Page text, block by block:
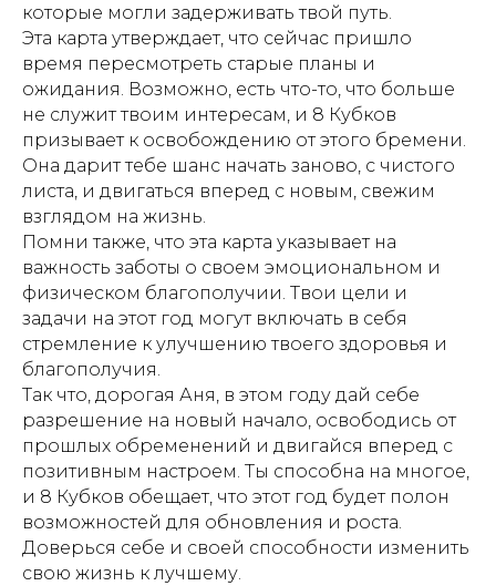
которые могли задерживать твой путь.
Эта карта утверждает, что сейчас пришло
время пересмотреть старые планы и
ожидания. Возможно, есть что-то, что больше
не служит твоим интересам, и 8 Кубков
призывает к освобождению от этого бремени.
Она дарит тебе шанс начать заново, с чистого
листа, и двигаться вперед с новым, свежим
взглядом на жизнь.
Помни также, что эта карта указывает на
важность заботы о своем эмоциональном и
физическом благополучии. Твои цели и
задачи на этот год могут включать в себя
стремление к улучшению твоего здоровья и
благополучия.
Так что, дорогая Аня, в этом году дай себе
разрешение на новый начало, освободись от
прошлых обременений и двигайся вперед с
позитивным настроем. Ты способна на многое,
и 8 Кубков обещает, что этот год будет полон
возможностей для обновления и роста.
Доверься себе и своей способности изменить
свою жизнь к лучшему.